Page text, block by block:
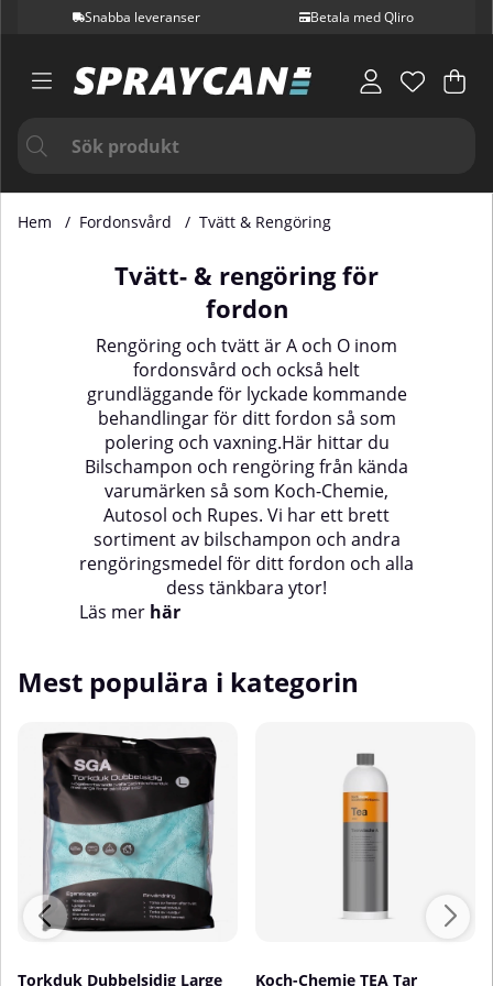
Snabba leveranser Betala med Qliro
.
Hem Fordonsvård Tvätt & Rengöring
Tvätt- & rengöring för
fordon
Rengöring och tvätt är A och O inom
fordonsvård och också helt
grundläggande för lyckade kommande
behandlingar för ditt fordon så som
polering och vaxning.Här hittar du
Bilschampon och rengöring från kända
varumärken så som Koch-Chemie,
Autosol och Rupes. Vi har ett brett
sortiment av bilschampon och andra
rengöringsmedel för ditt fordon och alla
dess tänkbara ytor!
Läs mer här
Mest populära i kategorin
Torkduk Dubbelsidig Large
Koch-Chemie TEA Tar